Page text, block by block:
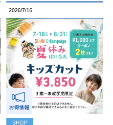
2026/7/16
SHOP